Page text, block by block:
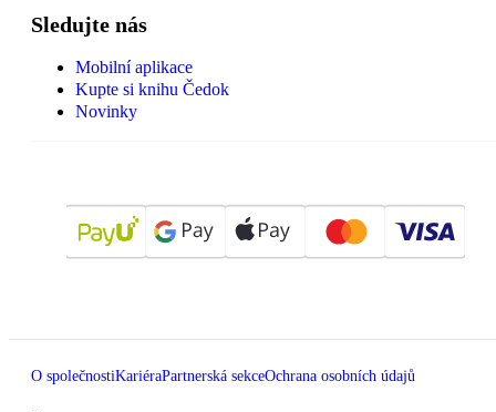
Sledujte nás
Mobilní aplikace
Kupte si knihu Čedok
Novinky
O společnostiKariéraPartnerská sekceOchrana osobních údajů